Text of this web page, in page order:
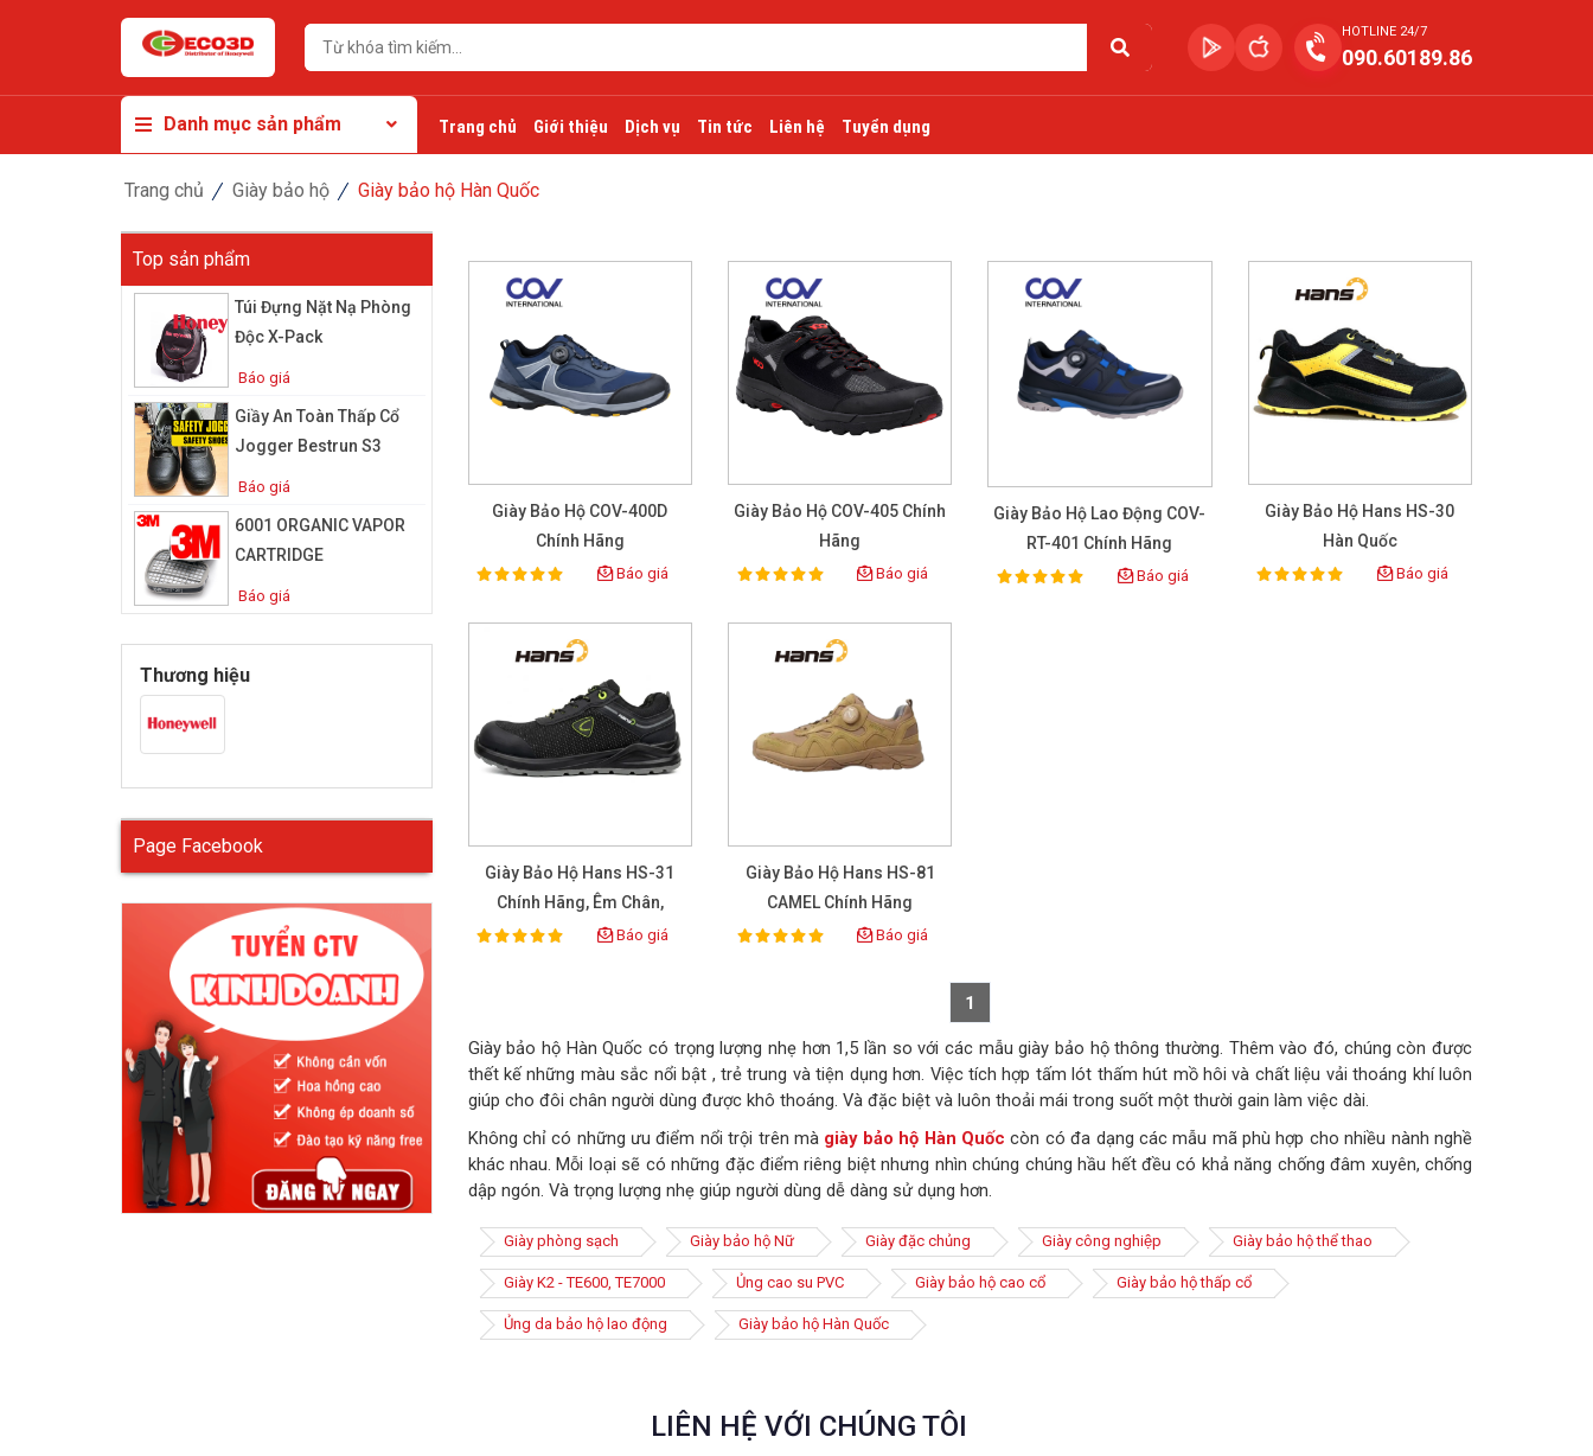
HOTLINE 24/7
090.60189.86
Danh mục sản phẩm Trang chủ Giới thiệu Dịch vụ Tin tức Liên hệ Tuyển dụng
Trang chủ Giày bảo hộ Giày bảo hộ Hàn Quốc
Top sản phẩm
Túi Đựng Nặt Nạ Phòng
Độc X-Pack
Báo giá
Giầy An Toàn Thấp Cổ
Jogger Bestrun S3
Báo giá
6001 ORGANIC VAPOR
CARTRIDGE
Báo giá
Thương hiệu
Page Facebook
Giày Bảo Hộ COV-400D
Chính Hãng
Rating:
100% Báo giá
Giày Bảo Hộ COV-405 Chính
Hãng
Rating:
100% Báo giá
Giày Bảo Hộ Lao Động COV-
RT-401 Chính Hãng
Rating:
100% Báo giá
Giày Bảo Hộ Hans HS-30
Hàn Quốc
Rating:
100% Báo giá
Giày Bảo Hộ Hans HS-31
Chính Hãng, Êm Chân,
Chống Trượt
Rating:
100% Báo giá
Giày Bảo Hộ Hans HS-81
CAMEL Chính Hãng
Rating:
100% Báo giá
1
Giày bảo hộ Hàn Quốc có trọng lượng nhẹ hơn 1,5 lần so với các mẫu giày bảo hộ thông thường. Thêm vào đó, chúng còn được
thết kế những màu sắc nổi bật , trẻ trung và tiện dụng hơn. Việc tích hợp tấm lót thấm hút mồ hôi và chất liệu vải thoáng khí luôn
giúp cho đôi chân người dùng được khô thoáng. Và đặc biệt và luôn thoải mái trong suốt một thười gain làm việc dài.
Không chỉ có những ưu điểm nổi trội trên mà giày bảo hộ Hàn Quốc còn có đa dạng các mẫu mã phù hợp cho nhiều nành nghề
khác nhau. Mỗi loại sẽ có những đặc điểm riêng biệt nhưng nhìn chúng chúng hầu hết đều có khả năng chống đâm xuyên, chống
dập ngón. Và trọng lượng nhẹ giúp người dùng dễ dàng sử dụng hơn.
Giày phòng sạch Giày bảo hộ Nữ Giày đặc chủng Giày công nghiệp Giày bảo hộ thể thao
Giày K2 - TE600, TE7000 Ủng cao su PVC Giày bảo hộ cao cổ Giày bảo hộ thấp cổ
Ủng da bảo hộ lao động Giày bảo hộ Hàn Quốc
LIÊN HỆ VỚI CHÚNG TÔI